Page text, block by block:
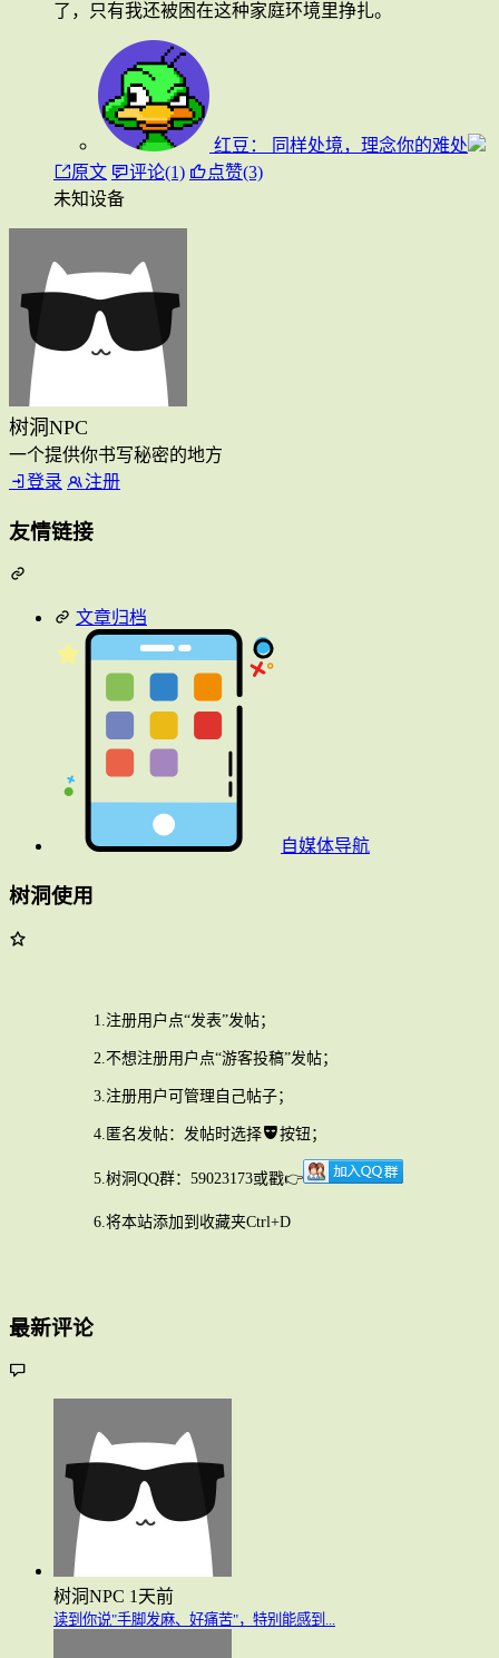
了，只有我还被困在这种家庭环境里挣扎。
红豆：
同样处境，理念你的难处
原文
评论(1)
点赞(3)
未知设备
树洞NPC
一个提供你书写秘密的地方
登录
注册
友情链接
文章归档
自媒体导航
树洞使用
1.注册用户点“发表”发帖；
2.不想注册用户点“游客投稿”发帖；
3.注册用户可管理自己帖子；
4.匿名发帖：发帖时选择 按钮；
5.树洞QQ群：59023173或戳👉
6.将本站添加到收藏夹Ctrl+D
最新评论
树洞NPC 1天前
读到你说"手脚发麻、好痛苦"，特别能感到...